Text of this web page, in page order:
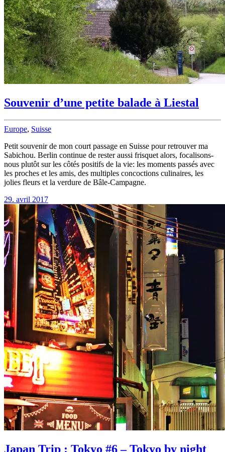
Souvenir d’une petite balade à Liestal
Europe, Suisse
Petit souvenir de mon court passage en Suisse pour retrouver ma
Sabichou. Berlin continue de rester aussi frisquet alors, focalisons-
nous plutôt sur les côtés positifs de la vie: les moments passés avec
les proches et les amis, des multiples concoctions culinaires, les
jolies fleurs et la verdure de Bâle-Campagne.
29. avril 2017
Japan Trip : Tokyo #6 – Tokyo by night